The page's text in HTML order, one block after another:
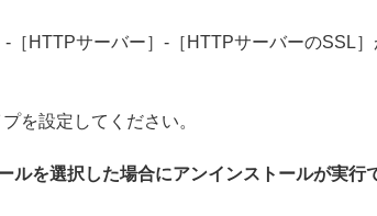
［HTTPサーバー］-［HTTPサーバーのSSL］
を設定してください。
ルを選択した場合にアンインストールが実行